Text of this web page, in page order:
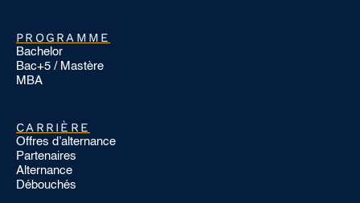
PROGRAMME
Bachelor
Bac+5 / Mastère
MBA
CARRIÈRE
Offres d’alternance
Partenaires
Alternance
Débouchés